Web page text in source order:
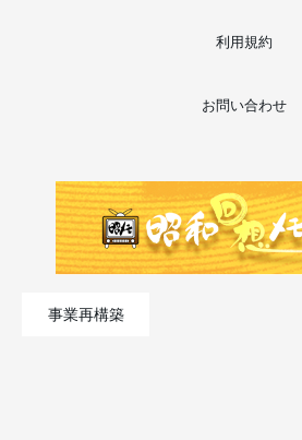
利用規約
お問い合わせ
事業再構築